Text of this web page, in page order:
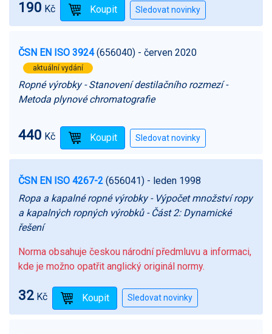
190 Kč
ČSN EN ISO 3924(656040) - červen 2020
aktuální vydání
Ropné výrobky - Stanovení destilačního rozmezí -
Metoda plynové chromatografie
440 Kč
ČSN EN ISO 4267-2 (656041) - leden 1998
Ropa a kapalné ropné výrobky - Výpočet množství ropy
a kapalných ropných výrobků - Část 2: Dynamické
řešení
Norma obsahuje českou národní předmluvu a informaci,
kde je možno opatřit anglický originál normy.
32 Kč